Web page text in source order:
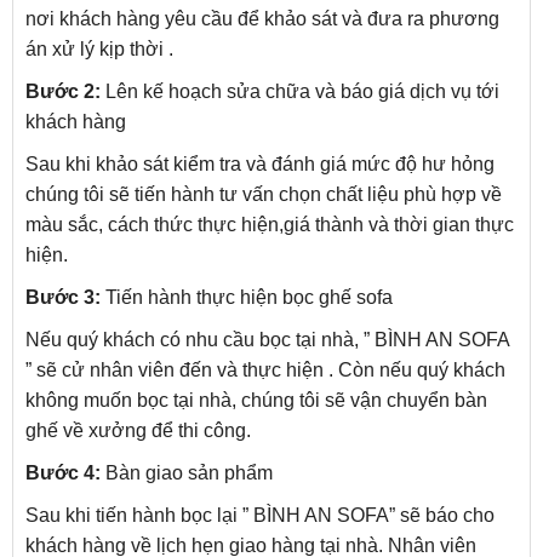
nơi khách hàng yêu cầu để khảo sát và đưa ra phương
án xử lý kịp thời .
Bước 2: Lên kế hoạch sửa chữa và báo giá dịch vụ tới
khách hàng
Sau khi khảo sát kiểm tra và đánh giá mức độ hư hỏng
chúng tôi sẽ tiến hành tư vấn chọn chất liệu phù hợp về
màu sắc, cách thức thực hiện,giá thành và thời gian thực
hiện.
Bước 3: Tiến hành thực hiện bọc ghế sofa
Nếu quý khách có nhu cầu bọc tại nhà, ” BÌNH AN SOFA
” sẽ cử nhân viên đến và thực hiện . Còn nếu quý khách
không muốn bọc tại nhà, chúng tôi sẽ vận chuyển bàn
ghế về xưởng để thi công.
Bước 4: Bàn giao sản phẩm
Sau khi tiến hành bọc lại ” BÌNH AN SOFA” sẽ báo cho
khách hàng về lịch hẹn giao hàng tại nhà. Nhân viên